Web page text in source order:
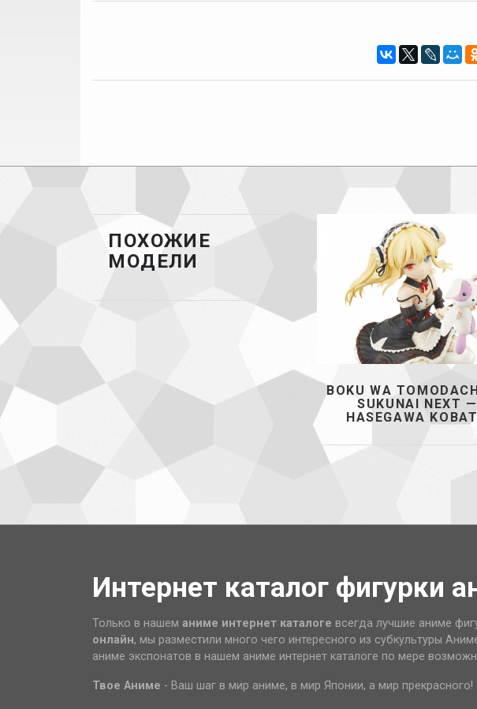
ПОХОЖИЕ
МОДЕЛИ
BOKU WA
SUKUNAI NEXT —
HASEGAWA
Интернет каталог фигурки
Только в нашем аниме интернет каталоге всегда лучшие аниме
онлайн, мы разместили много чего интересного из субкультуры
аниме экспонатов в нашем аниме интернет каталоге по мере
Твое Аниме - Ваш шаг в мир аниме, в мир Японии, а мир прекрасного!